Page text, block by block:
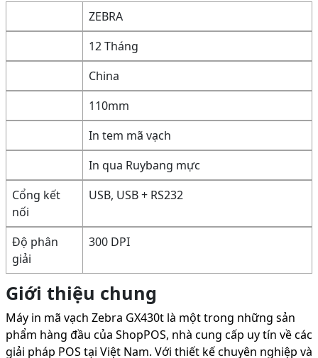
ZEBRA
12 Tháng
China
110mm
In tem mã vạch
In qua Ruybang mực
Cổng kết
nối
USB, USB + RS232
Độ phân
giải
300 DPI
Giới thiệu chung
Máy in mã vạch Zebra GX430t là một trong những sản
phẩm hàng đầu của ShopPOS, nhà cung cấp uy tín về các
giải pháp POS tại Việt Nam. Với thiết kế chuyên nghiệp và